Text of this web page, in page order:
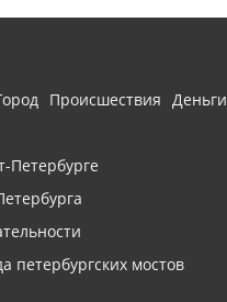
Происшествия Деньги
Петербурге
петербургских мостов